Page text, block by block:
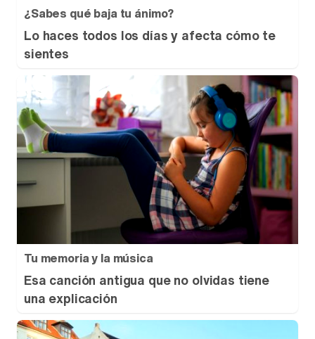
¿Sabes qué baja tu ánimo?
Lo haces todos los días y afecta cómo te
sientes
Tu memoria y la música
Esa canción antigua que no olvidas tiene
una explicación